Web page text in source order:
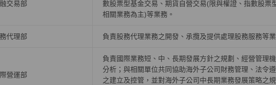
交易部
數股票型基金交易、期貨自營交易(限與權證、指數股票
相關業務為主)等業務。
代理部 負責股務代理業務之開發、承攬及提供處理股務服務等業
營運部
負責國際業務短、中、長期發展方針之規劃、經營管理
分析；與相關單位共同協助海外子公司財務管理、法令
之建立及控管，並對海外子公司中長期業務發展策略之